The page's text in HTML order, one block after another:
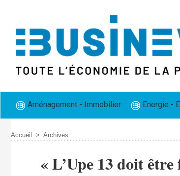
Aménagement - Immobilier Energie -
Accueil > Archives
« L’Upe 13 doit